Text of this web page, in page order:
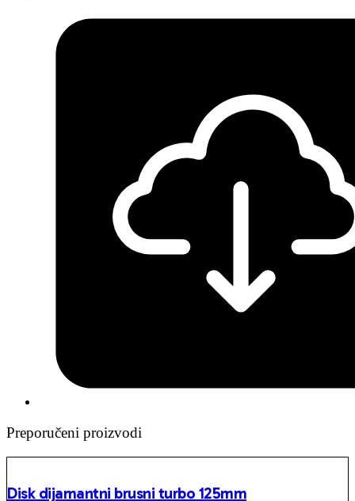
Preporučeni proizvodi
Disk dijamantni brusni turbo 125mm